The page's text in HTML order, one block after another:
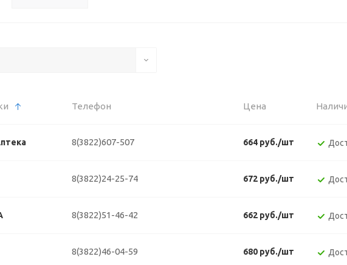
Телефон Цена
8(3822)607-507 664 руб./шт
8(3822)24-25-74 672 руб./шт
8(3822)51-46-42 662 руб./шт
8(3822)46-04-59 680 руб./шт